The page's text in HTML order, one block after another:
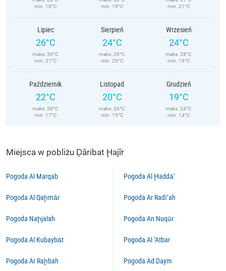
min. 18°C
min. 19°C
min. 21°C
Lipiec
26°C
maks. 30°C
min. 21°C
Sierpień
24°C
maks. 29°C
min. 20°C
Wrzesień
24°C
maks. 28°C
min. 19°C
Październik
22°C
maks. 28°C
min. 17°C
Listopad
20°C
maks. 26°C
min. 15°C
Grudzień
19°C
maks. 24°C
min. 14°C
Miejsca w pobliżu Ḑāribat Ḩajīr
Pogoda Al Marqab
Pogoda Al Qaḩmār
Pogoda Naḩjalah
Pogoda Al Kubaybāt
Pogoda Ar Raḩbah
Pogoda Al Ḩaddā’
Pogoda Ar Radī‘ah
Pogoda An Nuqūr
Pogoda Al ‘Atbar
Pogoda Ad Daym